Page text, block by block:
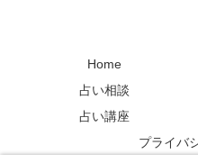
Home
占い相談
占い講座
プライバ